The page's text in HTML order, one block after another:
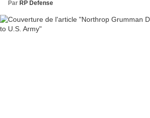
Par RP Defense